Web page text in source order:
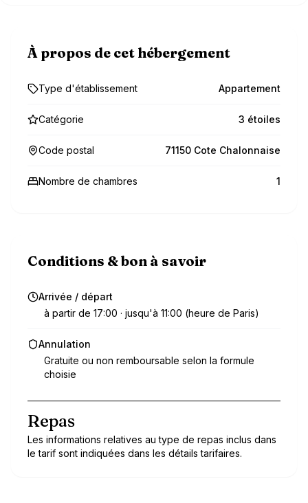
À propos de cet hébergement
Type d'établissement Appartement
Catégorie 3 étoiles
Code postal 71150 Cote Chalonnaise
Nombre de chambres 1
Conditions & bon à savoir
Arrivée / départ
à partir de 17:00 · jusqu'à 11:00 (heure de Paris)
Annulation
Gratuite ou non remboursable selon la formule
choisie
Repas
Les informations relatives au type de repas inclus dans
le tarif sont indiquées dans les détails tarifaires.